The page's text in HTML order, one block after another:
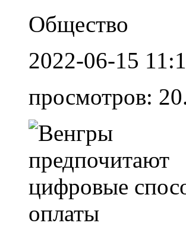
Общество
2022-06-15
просмотров: